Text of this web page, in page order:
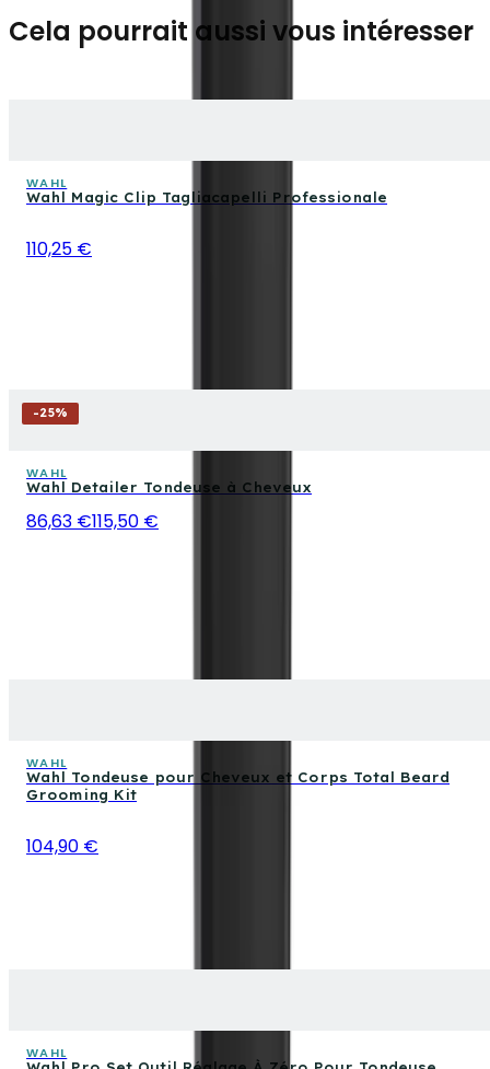
Cela pourrait aussi vous intéresser
WAHL
Wahl Magic Clip Tagliacapelli Professionale
110,25 €
-25%
WAHL
Wahl Detailer Tondeuse à Cheveux
86,63 €115,50 €
WAHL
Wahl Tondeuse pour Cheveux et Corps Total Beard
Grooming Kit
104,90 €
WAHL